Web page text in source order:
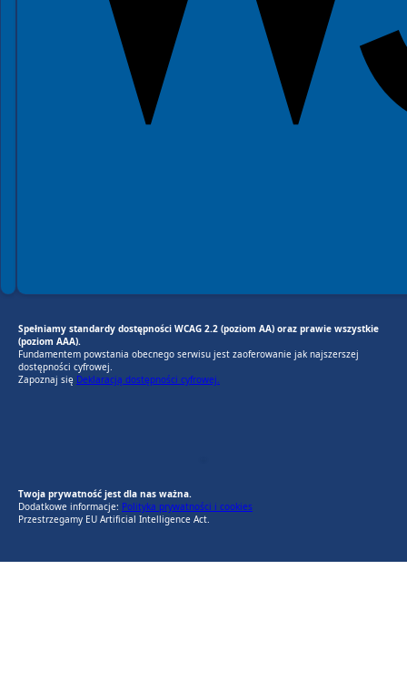
Spełniamy standardy dostępności WCAG 2.2 (poziom AA) oraz prawie wszystkie
(poziom AAA).
Fundamentem powstania obecnego serwisu jest zaoferowanie jak najszerszej
dostępności cyfrowej.
Zapoznaj się Deklaracją dostępności cyfrowej.
Twoja prywatność jest dla nas ważna.
Dodatkowe informacje: Polityka prywatności i cookies
Przestrzegamy EU Artificial Intelligence Act.